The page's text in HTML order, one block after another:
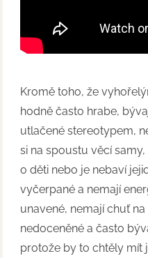
Kromě toho, že
hodně často hrabe,
utlačené stereotypem,
si na spoustu věcí
o děti nebo je nebaví
vyčerpané a nemají
unavené, nemají chuť
nedoceněné a často
protože by to chtěly mít